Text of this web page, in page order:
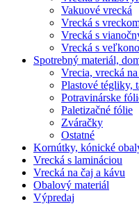
Vakuové vrecká
Vrecká s
Vrecká s
Vrecká s
Spotrebný materiál,
Vrecia, vrecká
Plastové tégliky,
Potravinárske
Paletizačné fólie
Zváračky
Ostatné
Kornútky, kónické
Vrecká s lamináciou
Vrecká na čaj a kávu
Obalový materiál
Výpredaj